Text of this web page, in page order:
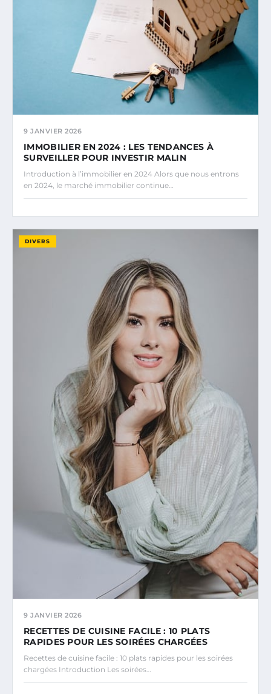
9 JANVIER 2026
IMMOBILIER EN 2024 : LES TENDANCES À
SURVEILLER POUR INVESTIR MALIN
Introduction à l’immobilier en 2024 Alors que nous entrons
en 2024, le marché immobilier continue…
DIVERS
9 JANVIER 2026
RECETTES DE CUISINE FACILE : 10 PLATS
RAPIDES POUR LES SOIRÉES CHARGÉES
Recettes de cuisine facile : 10 plats rapides pour les soirées
chargées Introduction Les soirées…